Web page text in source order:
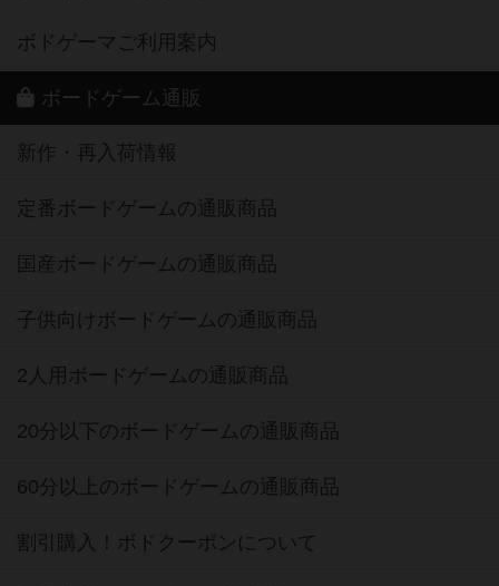
ボドゲーマご利用案内
ボードゲーム通販
新作・再入荷情報
定番ボードゲームの通販商品
国産ボードゲームの通販商品
子供向けボードゲームの通販商品
2人用ボードゲームの通販商品
20分以下のボードゲームの通販商品
60分以上のボードゲームの通販商品
割引購入！ボドクーポンについて